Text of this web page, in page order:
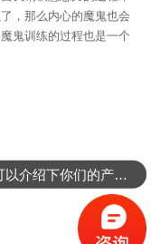
，那么内心的魔鬼也会
鬼训练的过程也是一个
可以介绍下你们的产品么？